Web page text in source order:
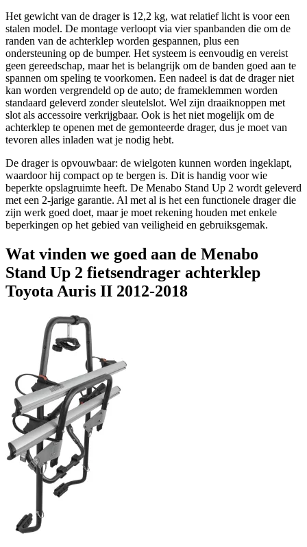
Het gewicht van de drager is 12,2 kg, wat relatief licht is voor een
stalen model. De montage verloopt via vier spanbanden die om de
randen van de achterklep worden gespannen, plus een
ondersteuning op de bumper. Het systeem is eenvoudig en vereist
geen gereedschap, maar het is belangrijk om de banden goed aan te
spannen om speling te voorkomen. Een nadeel is dat de drager niet
kan worden vergrendeld op de auto; de frameklemmen worden
standaard geleverd zonder sleutelslot. Wel zijn draaiknoppen met
slot als accessoire verkrijgbaar. Ook is het niet mogelijk om de
achterklep te openen met de gemonteerde drager, dus je moet van
tevoren alles inladen wat je nodig hebt.
De drager is opvouwbaar: de wielgoten kunnen worden ingeklapt,
waardoor hij compact op te bergen is. Dit is handig voor wie
beperkte opslagruimte heeft. De Menabo Stand Up 2 wordt geleverd
met een 2-jarige garantie. Al met al is het een functionele drager die
zijn werk goed doet, maar je moet rekening houden met enkele
beperkingen op het gebied van veiligheid en gebruiksgemak.
Wat vinden we goed aan de Menabo
Stand Up 2 fietsendrager achterklep
Toyota Auris II 2012-2018